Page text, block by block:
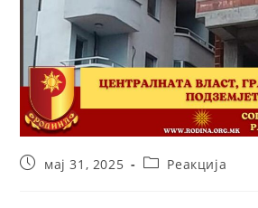
мај 31, 2025 Реакција